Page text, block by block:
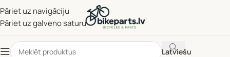
Pāriet uz navigāciju
Pāriet uz galveno saturu
Latviešu